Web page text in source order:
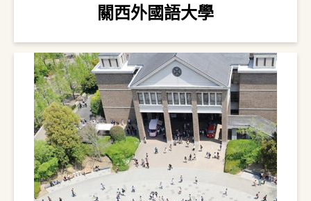
關西外國語大學